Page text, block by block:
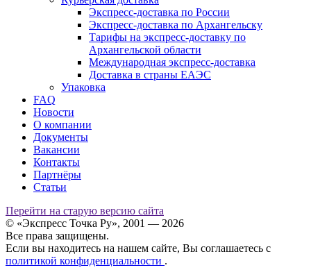
Экспресс-доставка по России
Экспресс-доставка по Архангельску
Тарифы на экспресс-доставку по
Архангельской области
Международная экспресс-доставка
Доставка в страны ЕАЭС
Упаковка
FAQ
Новости
О компании
Документы
Вакансии
Контакты
Партнёры
Статьи
Перейти на старую версию сайта
© «Экспресс Точка Ру», 2001 — 2026
Все права защищены.
Если вы находитесь на нашем сайте, Вы соглашаетесь с
политикой конфиденциальности .